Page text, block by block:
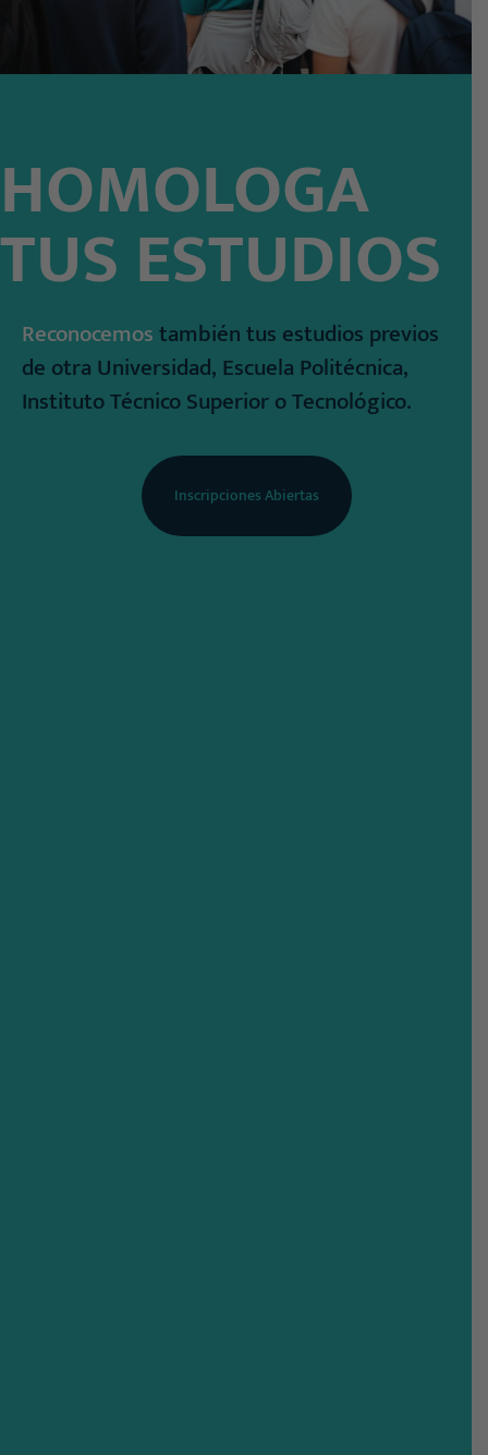
HOMOLOGA
TUS ESTUDIOS
Reconocemostambién tus estudios previos
de otra Universidad, Escuela Politécnica,
Instituto Técnico Superior o Tecnológico.
Inscripciones Abiertas